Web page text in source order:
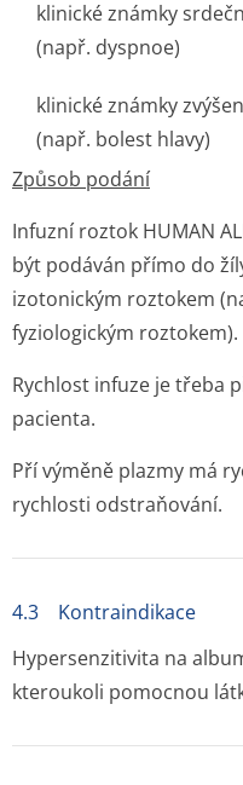
klinické známky
(např. dyspnoe)
klinické známky
(např. bolest hlavy)
Způsob podání
Infuzní roztok HUMAN
být podáván přímo do
izotonickým roztokem
fyziologickým roztokem).
Rychlost infuze je třeba
pacienta.
Pří výměně plazmy má
rychlosti odstraňování.
4.3 Kontraindikace
Hypersenzitivita na
kteroukoli pomocnou